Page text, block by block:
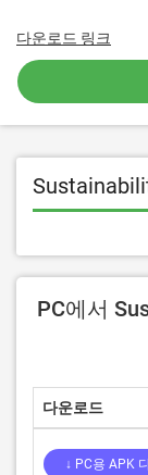
다운로드 링크
PC에서
다운로드
↓ PC용 APK